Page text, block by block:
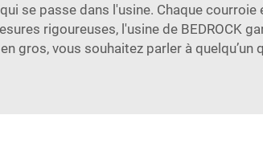
se passe dans l'usine. Chaque
rigoureuses, l'usine de BEDROCK
gros, vous souhaitez parler à